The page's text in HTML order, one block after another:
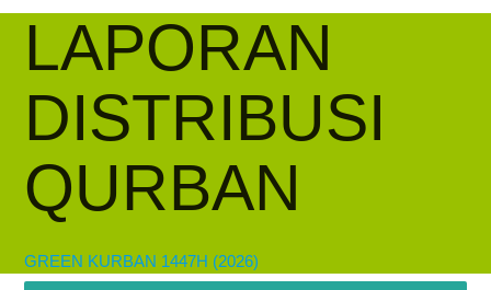
LAPORAN
DISTRIBUSI
QURBAN
GREEN KURBAN 1447H (2026)